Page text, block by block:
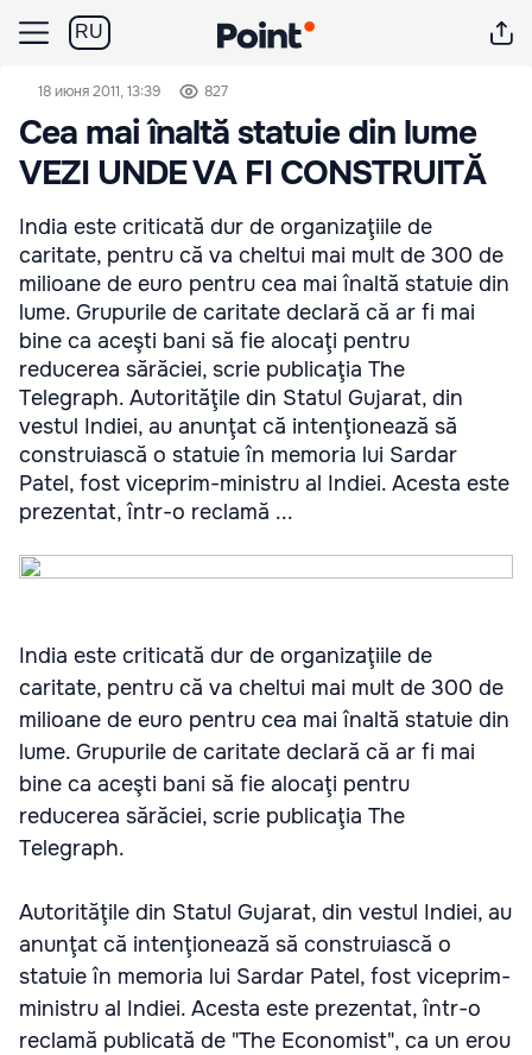
RU
18 июня 2011, 13:39 827
Cea mai înaltă statuie din lume
VEZI UNDE VA FI CONSTRUITĂ
India este criticată dur de organizaţiile de
caritate, pentru că va cheltui mai mult de 300 de
milioane de euro pentru cea mai înaltă statuie din
lume. Grupurile de caritate declară că ar fi mai
bine ca aceşti bani să fie alocaţi pentru
reducerea sărăciei, scrie publicaţia The
Telegraph. Autorităţile din Statul Gujarat, din
vestul Indiei, au anunţat că intenţionează să
construiască o statuie în memoria lui Sardar
Patel, fost viceprim-ministru al Indiei. Acesta este
prezentat, într-o reclamă ...
India este criticată dur de organizaţiile de
caritate, pentru că va cheltui mai mult de 300 de
milioane de euro pentru cea mai înaltă statuie din
lume. Grupurile de caritate declară că ar fi mai
bine ca aceşti bani să fie alocaţi pentru
reducerea sărăciei, scrie publicaţia The
Telegraph.
Autorităţile din Statul Gujarat, din vestul Indiei, au
anunţat că intenţionează să construiască o
statuie în memoria lui Sardar Patel, fost viceprim-
ministru al Indiei. Acesta este prezentat, într-o
reclamă publicată de "The Economist", ca un erou